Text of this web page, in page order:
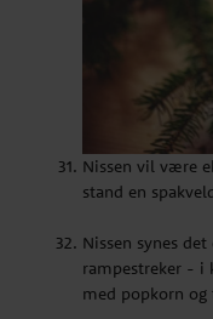
Nissen
rampestreker
Nissen vil ut
Nissen vil dra
Nissen vil gå
Nissen vil være
stand en
Nissen synes
rampestreker - i
med popkorn